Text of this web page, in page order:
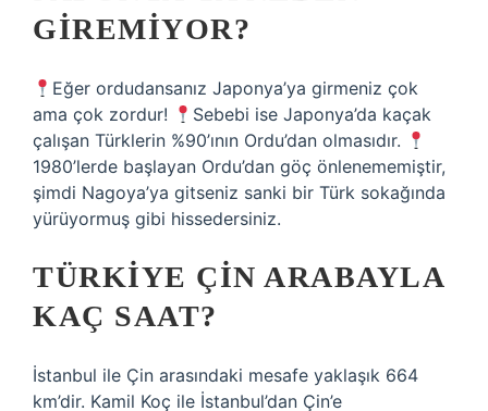
GIREMIYOR?
Eğer ordudansanız Japonya’ya girmeniz çok
ama çok zordur!
Sebebi ise Japonya’da kaçak
çalışan Türklerin %90’ının Ordu’dan olmasıdır.
1980’lerde başlayan Ordu’dan göç önlenememiştir,
şimdi Nagoya’ya gitseniz sanki bir Türk sokağında
yürüyormuş gibi hissedersiniz.
TÜRKIYE ÇIN ARABAYLA
KAÇ SAAT?
İstanbul ile Çin arasındaki mesafe yaklaşık 664
km’dir. Kamil Koç ile İstanbul’dan Çin’e